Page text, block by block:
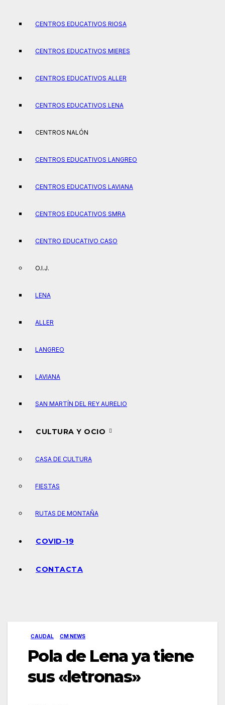
CENTROS EDUCATIVOS RIOSA
CENTROS EDUCATIVOS MIERES
CENTROS EDUCATIVOS ALLER
CENTROS EDUCATIVOS LENA
CENTROS NALÓN
CENTROS EDUCATIVOS LANGREO
CENTROS EDUCATIVOS LAVIANA
CENTROS EDUCATIVOS SMRA
CENTRO EDUCATIVO CASO
O.I.J.
LENA
ALLER
LANGREO
LAVIANA
SAN MARTÍN DEL REY AURELIO
CULTURA Y OCIO
CASA DE CULTURA
FIESTAS
RUTAS DE MONTAÑA
COVID-19
CONTACTA
CAUDAL CM NEWS
Pola de Lena ya tiene
sus «letronas»